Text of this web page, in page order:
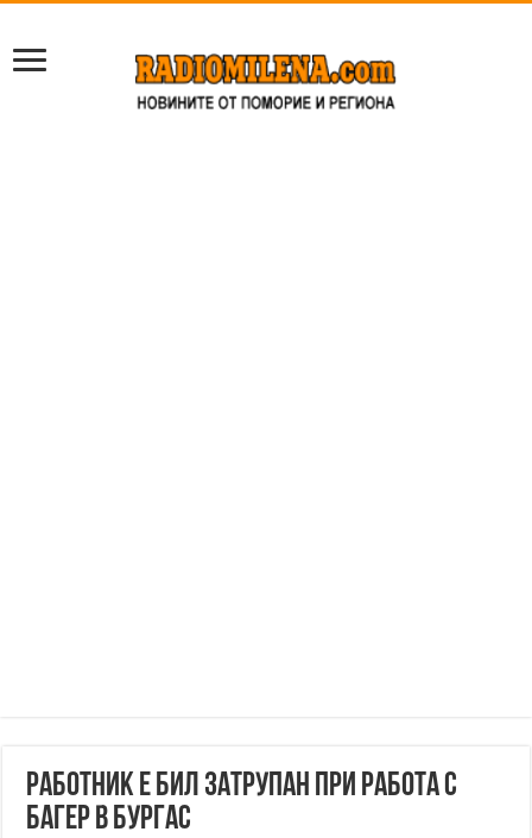
Работник е бил затрупан при работа с
багер в Бургас